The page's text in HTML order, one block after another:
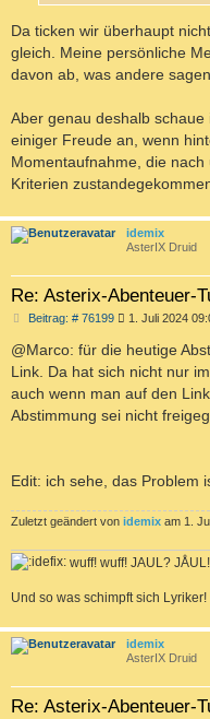
Da ticken wir überhaupt
gleich. Meine persönliche
davon ab, was andere sagen.
Aber genau deshalb
einiger Freude an, wenn
Momentaufnahme, die
Kriterien
idemix
AsterIX Druid
Re: Asterix-Abenteuer-
Beitrag: # 76199B
i
t
r
g
1. Juli 2024
@Marco: für die heutige
Link. Da hat sich nicht nur
auch wenn man auf den
Abstimmung sei nicht
Edit: ich sehe, das Problem
Zuletzt geändert von idemix am 1.
wuff! wuff! JAUL?
Und so was schimpft sich Lyriker!
idemix
AsterIX Druid
Re: Asterix-Abenteuer-